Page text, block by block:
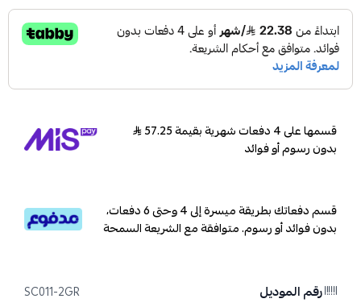
قسمها على 4 دفعات شهرية بقيمة 57.25
بدون رسوم أو فوائد
قسم دفعاتك بطريقة ميسرة إلى 4 وحتى 6 دفعات،
بدون فوائد أو رسوم. متوافقة مع الشريعة السمحة
رقم الموديل SC011-2GR